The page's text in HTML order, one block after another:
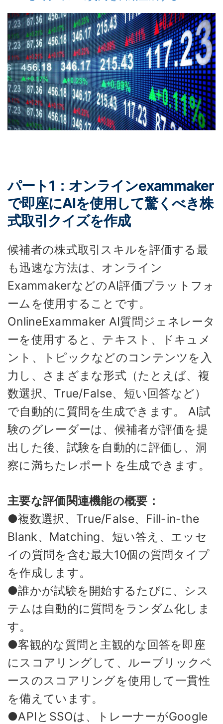
パート1：オンラインexammaker
で即座にAIを使用して驚くべき株
式取引クイズを作成
候補者の株式取引スキルを評価する最
も迅速な方法は、オンライン
ExammakerなどのAI評価プラットフォ
ームを使用することです。
OnlineExammaker AI質問ジェネレータ
ーを使用すると、テキスト、ドキュメ
ント、トピックなどのコンテンツを入
力し、さまざまな形式（たとえば、複
数選択、True/False、短い回答など）
で自動的に質問を生成できます。 AI試
験のグレーダーは、候補者が評価を提
出した後、試験を自動的に評価し、洞
察に満ちたレポートを生成できます。
主要な評価関連機能の概要：
●複数選択、True/False、Fill-in-the
Blank、Matching、短い答え、エッセ
イの質問を含む最大10個の質問タイプ
を作成します。
●誰かが試験を開始するたびに、シス
テムは自動的に質問をランダム化しま
す。
●客観的な質問と主観的な回答を即座
にスコアリングして、ルーブリックベ
ースのスコアリングを使用して一貫性
を備えています。
●APIとSSOは、トレーナーがGoogle